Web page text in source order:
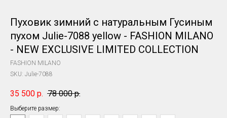
Пуховик зимний с натуральным Гусиным
пухом Julie-7088 yellow - FASHION MILANO
- NEW EXCLUSIVE LIMITED COLLECTION
FASHION MILANO
SKU: Julie-7088
35 500 р. 78 000 р.
Выберите размер: